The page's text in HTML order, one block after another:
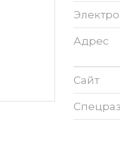
Адрес
Сайт